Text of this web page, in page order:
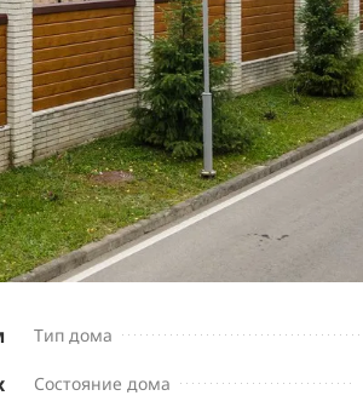
Тип дома
Состояние дома